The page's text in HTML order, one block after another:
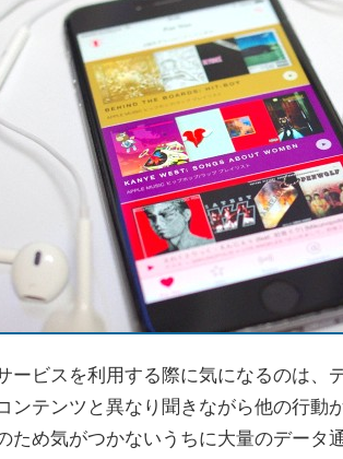
ービスを利用する際に気になるのは、
ンテンツと異なり聞きながら他の行動
ため気がつかないうちに大量のデータ